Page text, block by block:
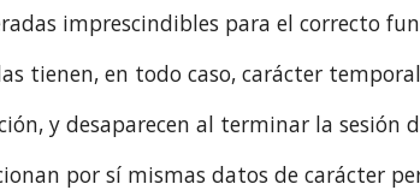
imprescindibles para el correcto
tienen, en todo caso, carácter
y desaparecen al terminar la sesión
por sí mismas datos de carácter